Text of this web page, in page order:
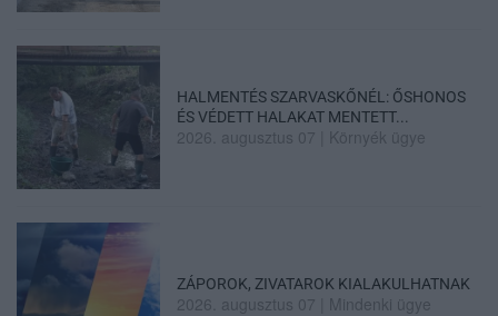
HALMENTÉS SZARVASKŐNÉL: ŐSHONOS
ÉS VÉDETT HALAKAT MENTETT...
2026. augusztus 07 Környék ügye
ZÁPOROK, ZIVATAROK KIALAKULHATNAK
2026. augusztus 07 Mindenki ügye